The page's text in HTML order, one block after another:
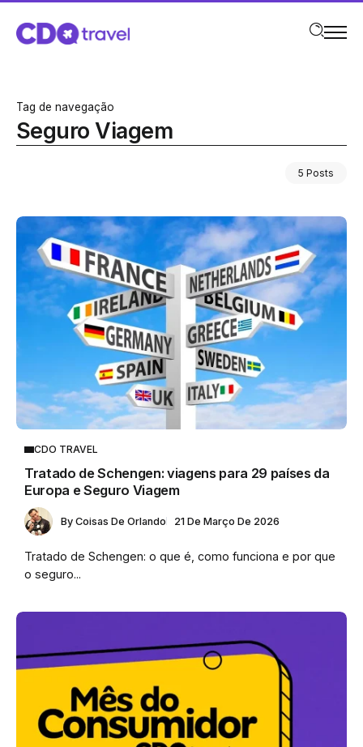
Tag de navegação
Seguro Viagem
5 Posts
CDO TRAVEL
Tratado de Schengen: viagens para 29 países da
Europa e Seguro Viagem
By Coisas De Orlando 21 De Março De 2026
Tratado de Schengen: o que é, como funciona e por que
o seguro...